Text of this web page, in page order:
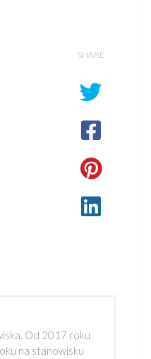
SHARE
Od 2017 roku
na stanowisku